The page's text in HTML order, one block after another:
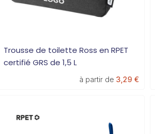
Trousse de toilette Ross en RPET
certifié GRS de 1,5 L
à partir de 3,29 €